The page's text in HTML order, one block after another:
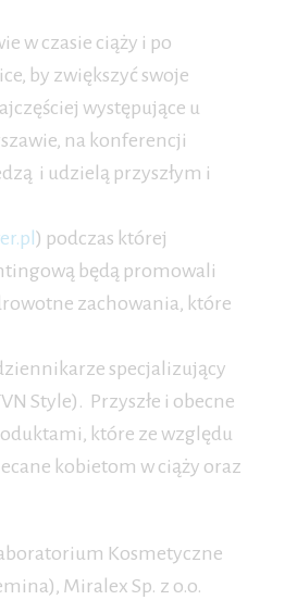
w czasie ciąży i po
by zwiększyć swoje
występujące u
na konferencji
i udzielą przyszłym i
) podczas której
będą promowali
zachowania, które
specjalizujący
Style). Przyszłe i obecne
które ze względu
kobietom w ciąży oraz
Kosmetyczne
Miralex Sp. z o.o.